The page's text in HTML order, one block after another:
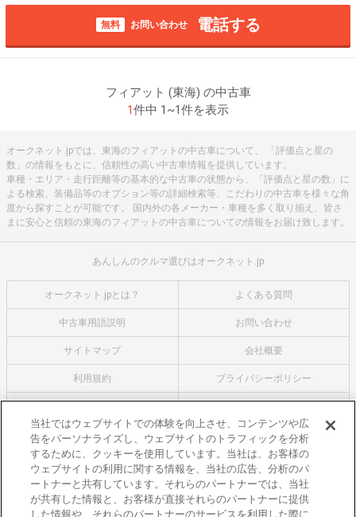
無料 お問い合わせ 電話する
フィアット (東海) の中古車
1件中 1~1件を表示
オークネット.jpでは、東海のフィアットの中古車について、 「評価点と星の
数」の情報をもとに、信頼性の高い中古車情報を提供しています。
車種・エリア・走行距離等の基本的な中古車の状態から、「評価点と星の数」に
よる検索、装備品等のオプション等の詳細検索等、こだわりの中古車を様々な角
度から探すことが可能です。 国内外の各メーカー・車種を多く取り揃え、皆さ
まに安心と信頼の東海のフィアットの中古車についての情報をお届け致します。
あんしんのクルマ選びはオークネット.jp
オークネット.jpとは？ よくある質問
中古車用語説明 お問い合わせ
サイトマップ 会社概要
利用規約 プライバシーポリシー
オークネットのその他のサービス
バイク関連サービス
中古バイクを探すならバイクの窓口
レンタルバイクに乗るならモトオークレンタルバイク
当社ではウェブサイトでの体験を向上させ、コンテンツや広
告をパーソナライズし、ウェブサイトのトラフィックを分析
するために、クッキーを使用しています。当社は、お客様の
ウェブサイトの利用に関する情報を、当社の広告、分析のパ
ートナーと共有しています。それらのパートナーでは、当社
が共有した情報と、お客様が直接それらのパートナーに提供
した情報や、それらのパートナーのサービスを利用した際に